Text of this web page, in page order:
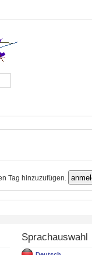
Tag hinzuzufügen.
Sprachauswahl